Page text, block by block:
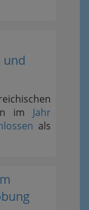
und
im Jahr
als